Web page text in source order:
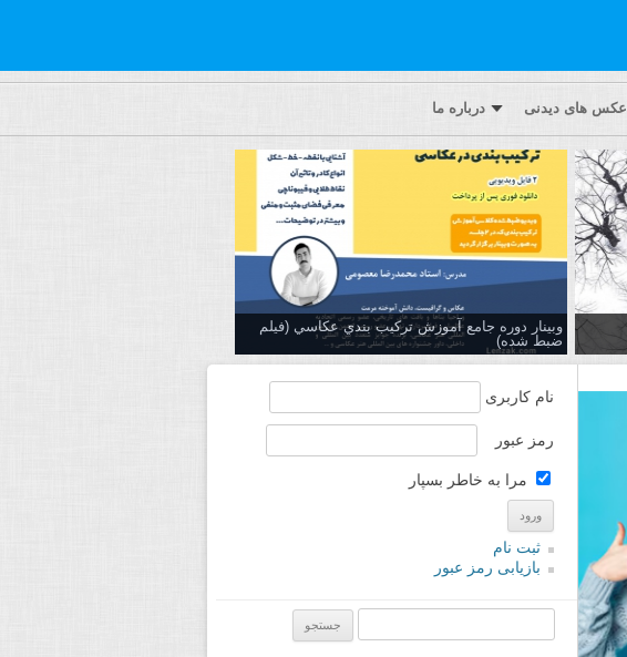
عکس های دیدنی درباره ما
وبینار دوره جامع آموزش تركيب بندي عكاسي (فیلم
ضبط شده)
نام کاربری
رمز عبور
مرا به خاطر بسپار
ثبت نام
بازیابی رمز عبور